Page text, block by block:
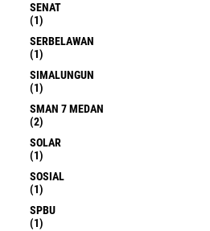
SENAT
(1)
SERBELAWAN
(1)
SIMALUNGUN
(1)
SMAN 7 MEDAN
(2)
SOLAR
(1)
SOSIAL
(1)
SPBU
(1)